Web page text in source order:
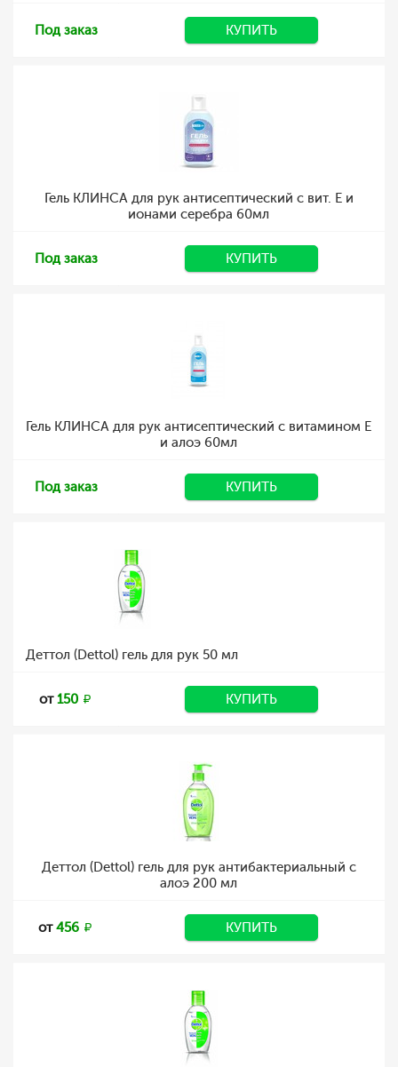
Под заказ КУПИТЬ
Гель КЛИНСА для рук антисептический с вит. Е и
ионами серебра 60мл
Под заказ КУПИТЬ
Гель КЛИНСА для рук антисептический с витамином Е
и алоэ 60мл
Под заказ КУПИТЬ
Деттол (Dettol) гель для рук 50 мл
от150 КУПИТЬ
Деттол (Dettol) гель для рук антибактериальный с
алоэ 200 мл
от456 КУПИТЬ